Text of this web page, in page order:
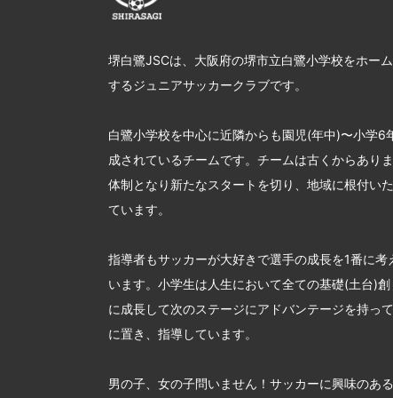
堺白鷺JSCは、大阪府の堺市立白鷺小学校をホー
するジュニアサッカークラブです。
白鷺小学校を中心に近隣からも園児(年中)〜小学6
成されているチームです。チームは古くからあり
体制となり新たなスタートを切り、地域に根付い
ています。
指導者もサッカーが大好きで選手の成長を1番に考
います。小学生は人生において全ての基礎(土台)
に成長して次のステージにアドバンテージを持っ
に置き、指導しています。
男の子、女の子問いません！サッカーに興味のあ